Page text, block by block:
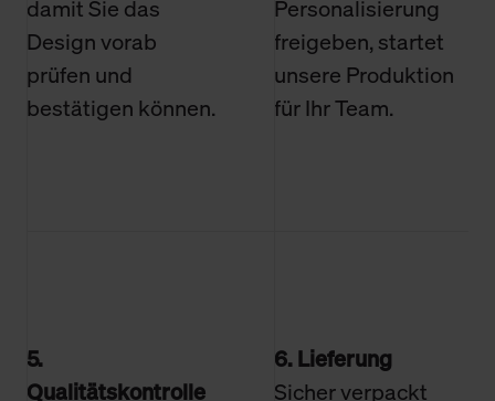
damit Sie das
Design vorab
prüfen und
bestätigen können.
Personalisierung
freigeben, startet
unsere Produktion
für Ihr Team.
5.
Qualitätskontrolle
6. Lieferung
Sicher verpackt